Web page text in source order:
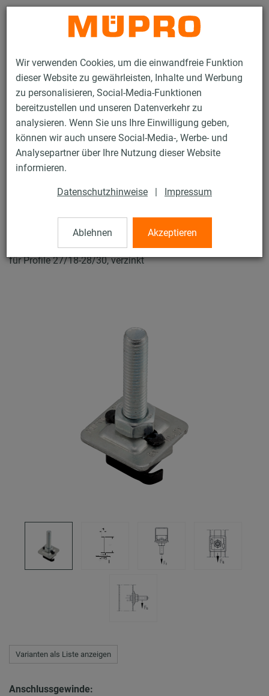
Wir verwenden Cookies, um die einwandfreie Funktion
dieser Website zu gewährleisten, Inhalte und Werbung
zu personalisieren, Social-Media-Funktionen
bereitzustellen und unseren Datenverkehr zu
analysieren. Wenn Sie uns Ihre Einwilligung geben,
können wir auch unsere Social-Media-, Werbe- und
Analysepartner über Ihre Nutzung dieser Website
informieren.
Datenschutzhinweise | Impressum
Ablehnen Akzeptieren
Kontakt
Produkte Befestigungstechnik
Installationsschienen
MPC-Schnellbefestiger+
MPC-Schnellbefestiger+
MPC-Schnellbefestiger+ mit Außengewinde, M10 x 30 mm
für Profile 27/18-28/30, verzinkt
Varianten als Liste anzeigen
Anschlussgewinde: